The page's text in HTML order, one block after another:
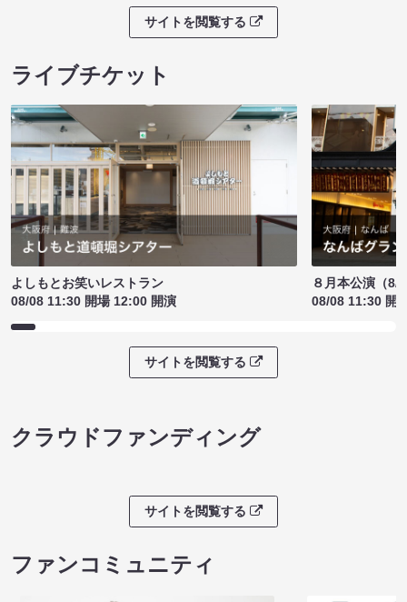
サイトを閲覧する
ライブチケット
よしもとお笑いレストラン
08/08 11:30 開場 12:00 開演
８月本公演（8/
08/08 11:30 開
サイトを閲覧する
クラウドファンディング
サイトを閲覧する
ファンコミュニティ